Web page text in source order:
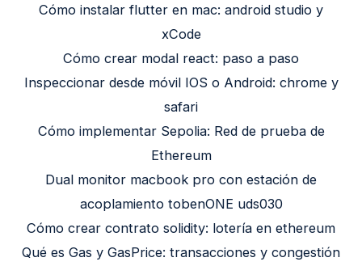
Cómo instalar flutter en mac: android studio y
xCode
Cómo crear modal react: paso a paso
Inspeccionar desde móvil IOS o Android: chrome y
safari
Cómo implementar Sepolia: Red de prueba de
Ethereum
Dual monitor macbook pro con estación de
acoplamiento tobenONE uds030
Cómo crear contrato solidity: lotería en ethereum
Qué es Gas y GasPrice: transacciones y congestión